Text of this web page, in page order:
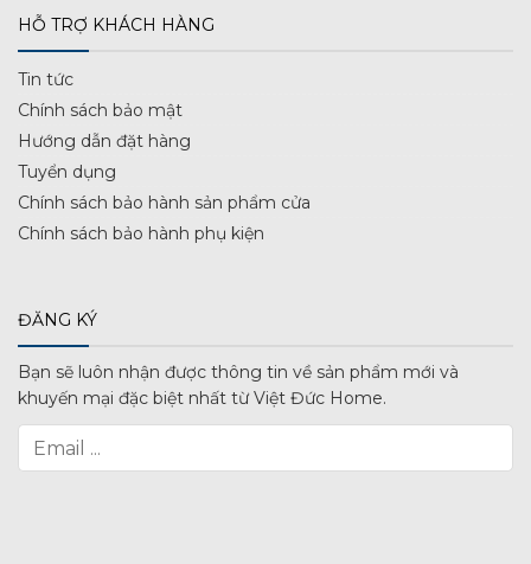
HỖ TRỢ KHÁCH HÀNG
Tin tức
Chính sách bảo mật
Hướng dẫn đặt hàng
Tuyển dụng
Chính sách bảo hành sản phẩm cửa
Chính sách bảo hành phụ kiện
ĐĂNG KÝ
Bạn sẽ luôn nhận được thông tin về sản phẩm mới và
khuyến mại đặc biệt nhất từ Việt Đức Home.